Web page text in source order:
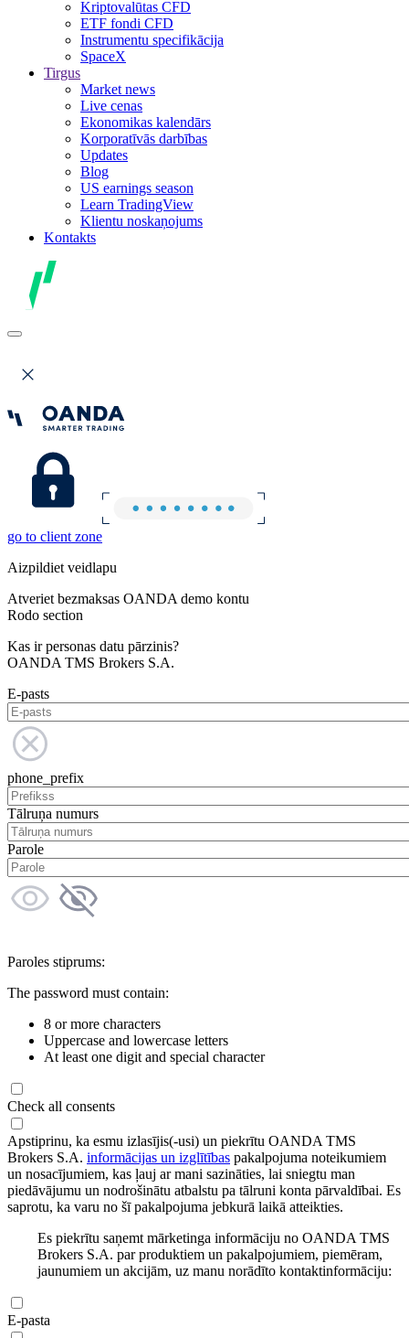
Kriptovalūtas CFD
ETF fondi CFD
Instrumentu specifikācija
SpaceX
Tirgus
Market news
Live cenas
Ekonomikas kalendārs
Korporatīvās darbības
Updates
Blog
US earnings season
Learn TradingView
Klientu noskaņojums
Kontakts
go to client zone
Aizpildiet veidlapu
Atveriet bezmaksas OANDA demo kontu
Rodo section
Kas ir personas datu pārzinis?
OANDA TMS Brokers S.A.
E-pasts
phone_prefix
Tālruņa numurs
Parole
Paroles stiprums:
The password must contain:
8 or more characters
Uppercase and lowercase letters
At least one digit and special character
Check all consents
Apstiprinu, ka esmu izlasījis(-usi) un piekrītu OANDA TMS
Brokers S.A. informācijas un izglītības pakalpojuma noteikumiem
un nosacījumiem, kas ļauj ar mani sazināties, lai sniegtu man
piedāvājumu un nodrošinātu atbalstu pa tālruni konta pārvaldībai. Es
saprotu, ka varu no šī pakalpojuma jebkurā laikā atteikties.
Es piekrītu saņemt mārketinga informāciju no OANDA TMS
Brokers S.A. par produktiem un pakalpojumiem, piemēram,
jaunumiem un akcijām, uz manu norādīto kontaktinformāciju:
E-pasta